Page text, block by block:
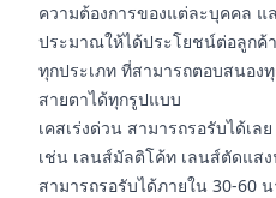
ความต้องการของแต่ละบุคคล แ
ประมาณให้ได้ประโยชน์ต่อลูกค้
ทุกประเภท ที่สามารถตอบสนอง
สายตาได้ทุกรูปแบบ
เคสเร่งด่วน สามารถรอรับได้เ
เช่น เลนส์มัลติโค้ท เลนส์ตัดแส
สามารถรอรับได้ภายใน 30-60